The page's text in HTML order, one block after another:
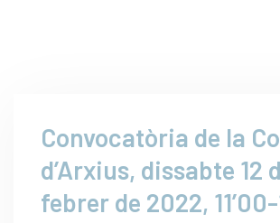
Convocatòria de la
d’Arxius, dissabte 12
febrer de 2022, 11’00-